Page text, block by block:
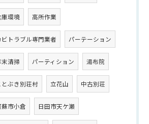
庫環境 高所作業
ビトラブル専門業者 パーテーション
末清掃 パーティション 湯布院
とぶき別荘村 立花山 中古別荘
蘇市小倉 日田市天ケ瀬